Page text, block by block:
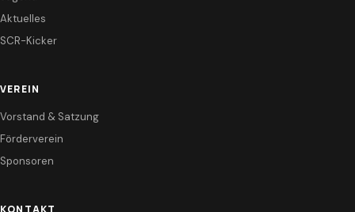
Aktuelles
SCR-Kicker
VEREIN
Vorstand & Satzung
Förderverein
Sponsoren
KONTAKT